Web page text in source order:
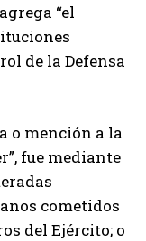
“el
de la Defensa
o mención a la
fue mediante
cometidos
del Ejército; o